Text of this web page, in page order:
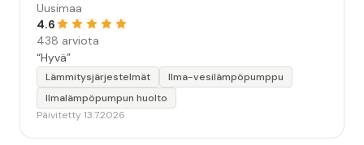
Uusimaa
4.6
438 arviota
“Hyvä”
Lämmitysjärjestelmät
Ilma-vesilämpöpumppu
Ilmalämpöpumpun huolto
Päivitetty 13.7.2026